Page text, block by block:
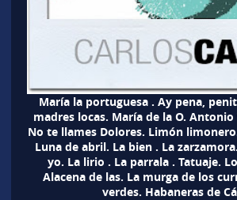
María la portuguesa . Ay pena,
madres locas. María de la O. Antonio
No te llames Dolores. Limón
Luna de abril. La bien . La
yo. La lirio . La parrala . Tatuaje.
Alacena de las. La murga de los
verdes. Habaneras de